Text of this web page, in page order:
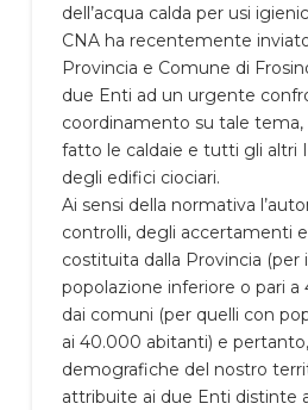
dell’acqua calda per usi
CNA ha recentemente
Provincia e Comune di
due Enti ad un urgente
coordinamento su tale tema,
fatto le caldaie e tutti gli altri
degli edifici ciociari.
Ai sensi della normativa
controlli, degli accertamenti
costituita dalla Provincia (per
popolazione inferiore o pari
dai comuni (per quelli con
ai 40.000 abitanti) e
demografiche del nostro
attribuite ai due Enti distinte